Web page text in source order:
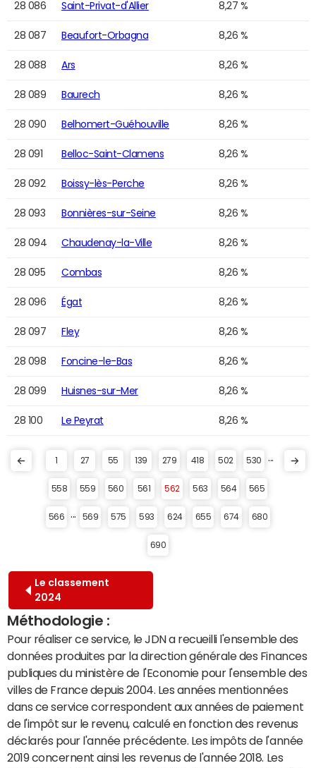
28 086 Saint-Privat-d'Allier 8,27 %
28 087 Beaufort-Orbagna 8,26 %
28 088 Ars 8,26 %
28 089 Baurech 8,26 %
28 090 Belhomert-Guéhouville 8,26 %
28 091 Belloc-Saint-Clamens 8,26 %
28 092 Boissy-lès-Perche 8,26 %
28 093 Bonnières-sur-Seine 8,26 %
28 094 Chaudenay-la-Ville 8,26 %
28 095 Combas 8,26 %
28 096 Égat 8,26 %
28 097 Fley 8,26 %
28 098 Foncine-le-Bas 8,26 %
28 099 Huisnes-sur-Mer 8,26 %
28 100 Le Peyrat 8,26 %
1 27 55 139 279 418 502 530
558 559 560 561 562 563 564 565
566 569 575 593 624 655 674 680
690
Le classement
2024
Méthodologie :
Pour réaliser ce service, le JDN a recueilli l'ensemble des
données produites par la direction générale des Finances
publiques du ministère de l'Economie pour l'ensemble des
villes de France depuis 2004. Les années mentionnées
dans ce service correspondent aux années de paiement
de l'impôt sur le revenu, calculé en fonction des revenus
déclarés pour l'année précédente. Les impôts de l'année
2019 concernent ainsi les revenus de l'année 2018. Les